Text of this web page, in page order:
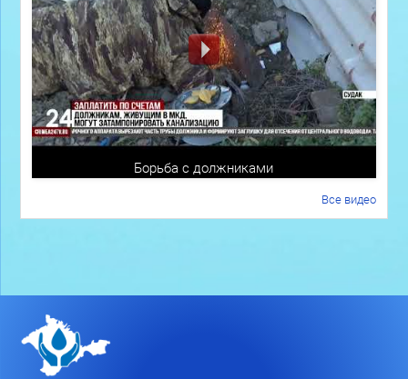
Борьба с должниками
Все видео